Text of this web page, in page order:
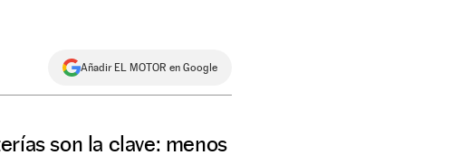
Añadir EL MOTOR en Google
son la clave: menos